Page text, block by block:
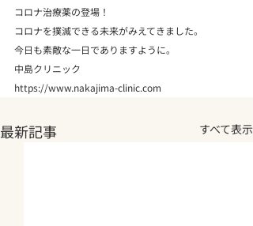
コロナ治療薬の登場！
コロナを撲滅できる未来がみえてきました。
今日も素敵な一日でありますように。
中島クリニック
https://www.nakajima-clinic.com
最新記事 すべて表示